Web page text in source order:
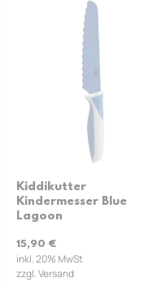
Kiddikutter
Kindermesser Blue
Lagoon
15,90 €
inkl. 20% MwSt
zzgl. Versand